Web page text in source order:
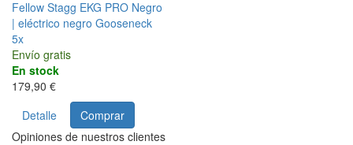
Fellow Stagg EKG PRO Negro
| eléctrico negro Gooseneck
5x
Envío gratis
En stock
179,90 €
Detalle
Comprar
Opiniones de nuestros clientes